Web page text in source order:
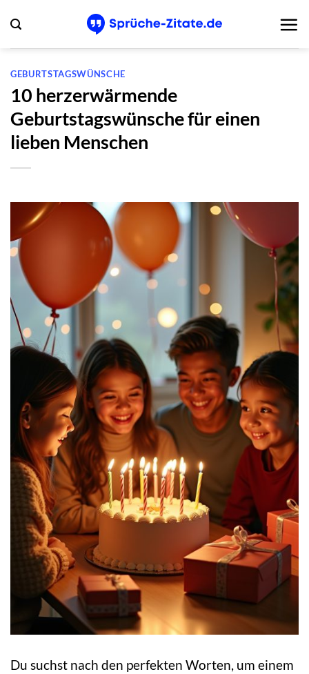
Inhalt
springen
GEBURTSTAGSWÜNSCHE
10 herzerwärmende
Geburtstagswünsche für einen
lieben Menschen
Du suchst nach den perfekten Worten, um einem